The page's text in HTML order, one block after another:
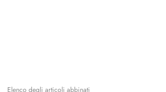
Elenco degli articoli abbinati